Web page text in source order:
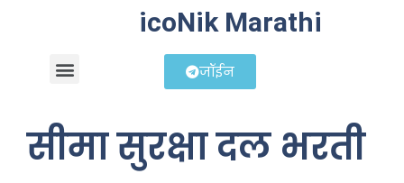
icoNik Marathi
जॉईन
सीमा सुरक्षा दल भरती